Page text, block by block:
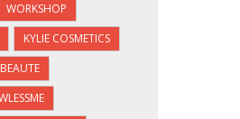
WORKSHOP
KYLIE COSMETICS